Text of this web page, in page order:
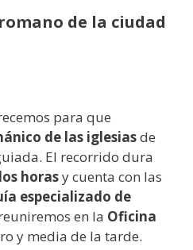
de la ciudad
para que
de las iglesiasde
El recorrido dura
horasy cuenta con las
especializado de
en la Oficina
y media de la tarde.